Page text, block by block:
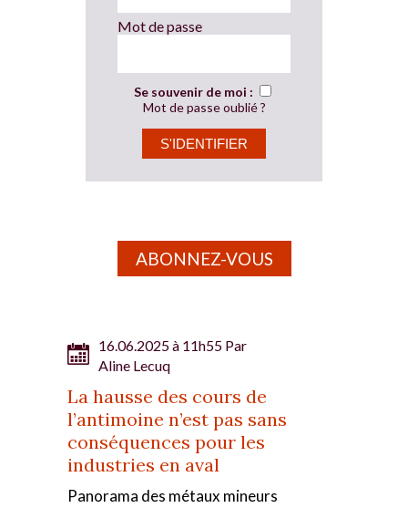
Mot de passe
Se souvenir de moi :
Mot de passe oublié ?
ABONNEZ-VOUS
16.06.2025 à 11h55 Par
Aline Lecuq
La hausse des cours de
l’antimoine n’est pas sans
conséquences pour les
industries en aval
Panorama des métaux mineurs